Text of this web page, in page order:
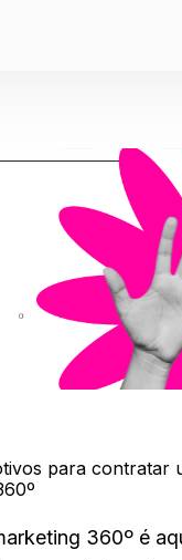
para contratar
360º é